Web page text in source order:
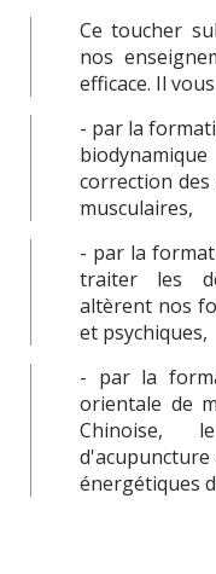
Ce toucher
nos
efficace. Il
- par la
correction
musculaires,
- par la
traiter les
altèrent nos
et psychiques,
- par la
orientale de
Chinoise,
énergétiques